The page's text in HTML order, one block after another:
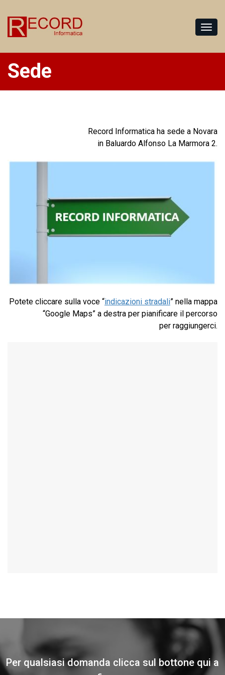
Sede
Record Informatica ha sede a Novara
in Baluardo Alfonso La Marmora 2.
Potete cliccare sulla voce “indicazioni stradali” nella mappa
“Google Maps” a destra per pianificare il percorso
per raggiungerci.
Per qualsiasi domanda clicca sul bottone qui a